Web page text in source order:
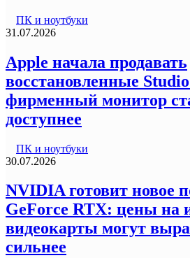
ПК и ноутбуки
31.07.2026
Apple начала продавать
восстановленные
фирменный монитор
доступнее
ПК и ноутбуки
30.07.2026
NVIDIA готовит новое
GeForce RTX: цены на
видеокарты могут
сильнее